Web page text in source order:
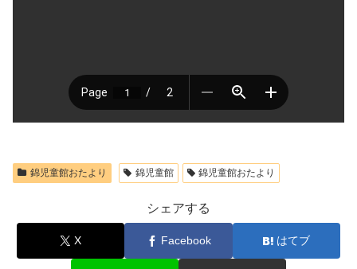
錦児童館おたより 錦児童館 錦児童館おたより
シェアする
X Facebook はてブ